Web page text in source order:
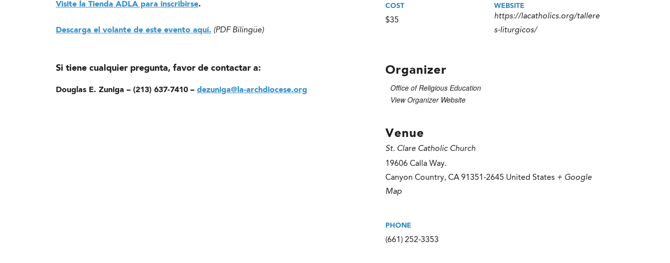
Visite la Tienda ADLA para inscribirse.
Descarga el volante de este evento aquí. (PDF Bilingüe)
Si tiene cualquier pregunta, favor de contactar a:
Douglas E. Zuniga – (213) 637-7410 – dezuniga@la-archdiocese.org
COST
$35
WEBSITE
https://lacatholics.org/tallere
s-liturgicos/
Organizer
Office of Religious Education
View Organizer Website
Venue
St. Clare Catholic Church
19606 Calla Way.
Canyon Country, CA 91351-2645 United States + Google
Map
PHONE
(661) 252-3353